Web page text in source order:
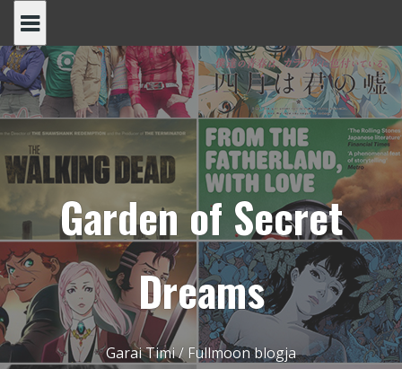
content
Garden of Secret
Dreams
Garai Timi / Fullmoon blogja